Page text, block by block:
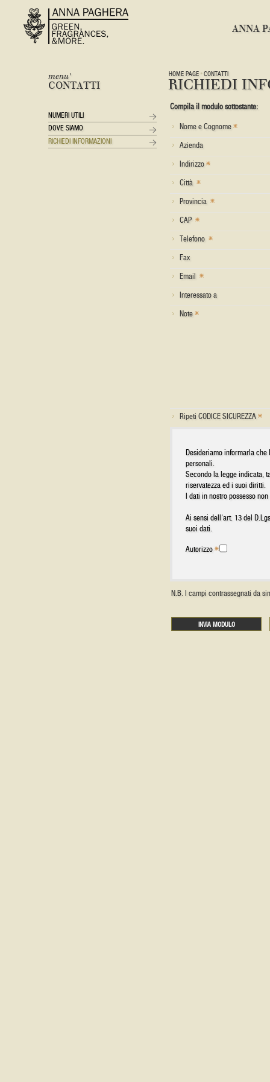
ANNA
menu'
CONTATTI
NUMERI UTILI
DOVE SIAMO
RICHIEDI INFORMAZIONI
HOME PAGE CONTATTI
RICHIEDI
Compila il modulo sottostante:
Nome e Cognome
Azienda
Indirizzo
Città
Provincia
CAP
Telefono
Fax
Email
Interessato a
Note
Ripeti CODICE SICUREZZA
Desideriamo informarla
personali.
Secondo la legge indicata,
riservatezza ed i suoi diritti.
I dati in nostro possesso
Ai sensi dell'art. 13 del
suoi dati.
Autorizzo
N.B. I